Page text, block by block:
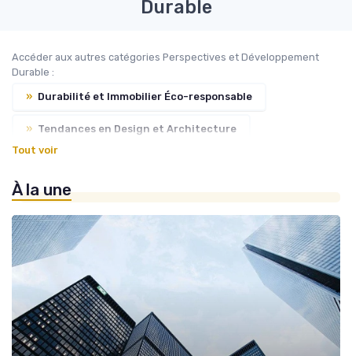
Durable
Accéder aux autres catégories Perspectives et Développement
Durable :
» Durabilité et Immobilier Éco-responsable
» Tendances en Design et Architecture
» Immobilier et Changement Climatique
Tout voir
À la une